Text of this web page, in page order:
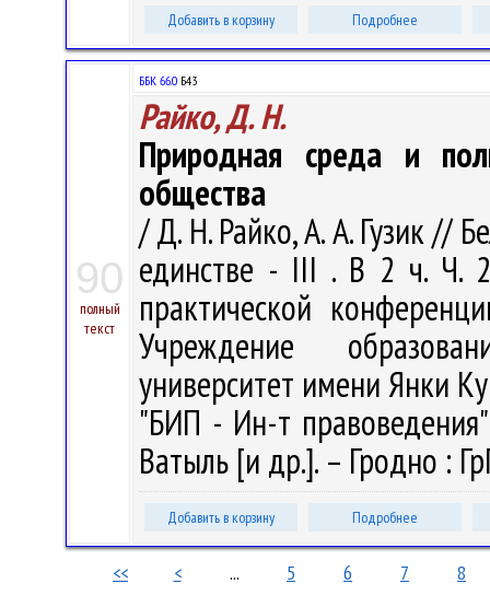
Добавить в корзину Подробнее
90
полный
текст
ББК 66.0 Б43
Райко, Д. Н.
Природная среда и
общества
/ Д. Н. Райко, А. А. Гузик //
единстве - III . В 2 ч. Ч.
практической
Учреждение
университет имени Янки
"БИП - Ин-т
Ватыль [и др.]. – Гродно :
Добавить в корзину Подробнее
<< < ... 5 6 7 8